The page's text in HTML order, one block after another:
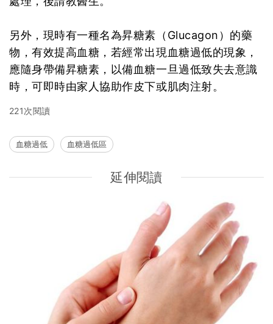
另外，現時有一種名為昇糖素（Glucagon）的藥
物，有效提高血糖，若經常出現血糖過低的現象，
應隨身帶備昇糖素，以備血糖一旦過低致失去意識
時，可即時由家人協助作皮下或肌肉注射。
221次閱讀
血糖過低 血糖過低區
延伸閱讀